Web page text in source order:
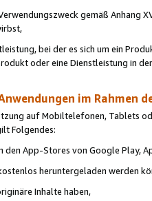
gemäß Anhang
bei der es sich um ein
oder eine Dienstleistung in
im Rahmen
auf Mobiltelefonen, Tablets
Folgendes:
den App-Stores von Google Play,
heruntergeladen werden
Inhalte haben,